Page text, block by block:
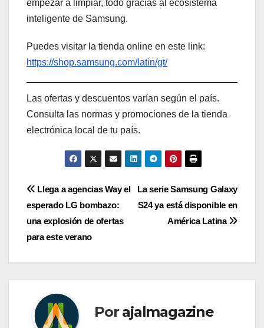
empezar a limpiar, todo gracias al ecosistema
inteligente de Samsung.
Puedes visitar la tienda online en este link:
https://shop.samsung.com/latin/gt/
Las ofertas y descuentos varían según el país.
Consulta las normas y promociones de la tienda
electrónica local de tu país.
Navegación
de
entradas
La serie Samsung Galaxy
S24 ya está disponible en
América Latina
Llega a agencias Way el
esperado LG bombazo:
una explosión de ofertas
para este verano
Por ajalmagazine